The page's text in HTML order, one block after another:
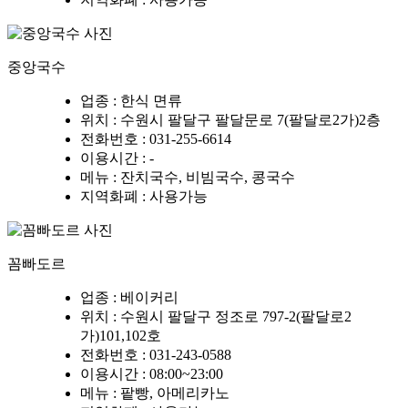
중앙국수
업종 : 한식 면류
위치
: 수원시 팔달구 팔달문로 7(팔달로2가)2층
전화번호 : 031-255-6614
이용시간 : -
메뉴 : 잔치국수, 비빔국수, 콩국수
지역화폐 : 사용가능
꼼빠도르
업종 : 베이커리
위치
: 수원시 팔달구 정조로 797-2(팔달로2
가)101,102호
전화번호 : 031-243-0588
이용시간 : 08:00~23:00
메뉴 : 팥빵, 아메리카노